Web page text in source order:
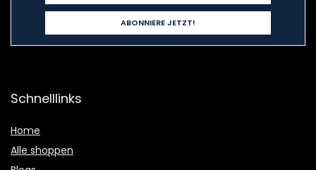
Schnelllinks
Home
Alle shoppen